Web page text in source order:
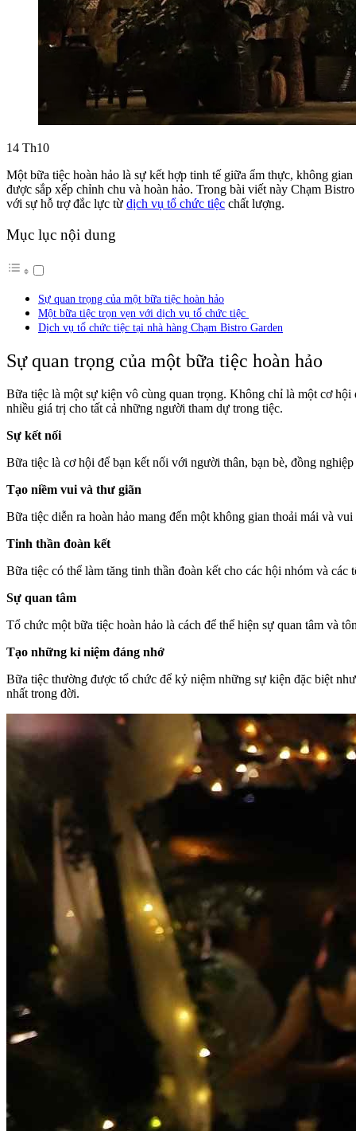
14 Th10
Một bữa tiệc hoàn hảo là sự kết hợp tinh tế giữa ẩm thực, không
được sắp xếp chỉnh chu và hoàn hảo. Trong bài viết này Chạm
với sự hỗ trợ đắc lực từ dịch vụ tổ chức tiệc chất lượng.
Mục lục nội dung
Sự quan trọng của một bữa tiệc hoàn hảo
Một bữa tiệc trọn vẹn với dịch vụ tổ chức tiệc
Dịch vụ tổ chức tiệc tại nhà hàng Chạm Bistro Garden
Sự quan trọng của một bữa tiệc hoàn hảo
Bữa tiệc là một sự kiện vô cùng quan trọng. Không chỉ là một cơ
nhiều giá trị cho tất cả những người tham dự trong tiệc.
Sự kết nối
Bữa tiệc là cơ hội để bạn kết nối với người thân, bạn bè, đồng
Tạo niềm vui và thư giãn
Bữa tiệc diễn ra hoàn hảo mang đến một không gian thoải mái và
Tinh thần đoàn kết
Bữa tiệc có thể làm tăng tinh thần đoàn kết cho các hội nhóm và
Sự quan tâm
Tổ chức một bữa tiệc hoàn hảo là cách để thể hiện sự quan tâm và
Tạo những kỉ niệm đáng nhớ
Bữa tiệc thường được tổ chức để kỷ niệm những sự kiện đặc biệt
nhất trong đời.